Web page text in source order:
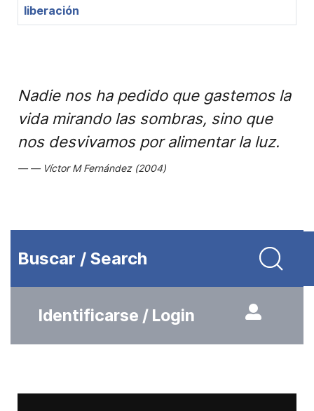
liberación
Nadie nos ha pedido que gastemos la
vida mirando las sombras, sino que
nos desvivamos por alimentar la luz.
Víctor M Fernández (2004)
Buscar / Search
Identificarse / Login